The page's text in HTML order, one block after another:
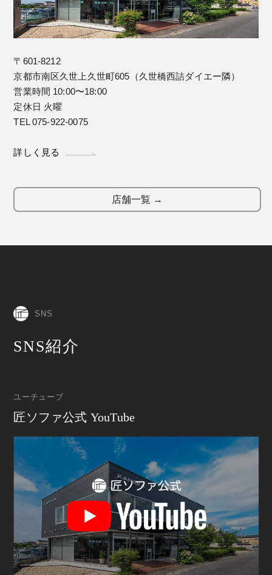
〒601-8212
京都市南区久世上久世町605（久世橋西詰ダイエー隣）
営業時間 10:00〜18:00
定休日 火曜
TEL 075-922-0075
詳しく見る
店舗一覧 →
SNS
SNS紹介
ユーチューブ
匠ソファ公式 YouTube